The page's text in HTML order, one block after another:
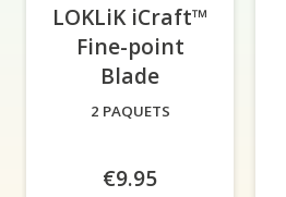
LOKLiK iCraft™
Fine-point
Blade
2 PAQUETS
€9.95